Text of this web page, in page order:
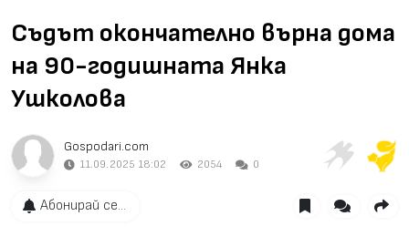
Video
Съдът окончателно върна дома
на 90-годишната Янка
Ушколова
Gospodari.com
11.09.2025 18:02 2054 0
Абонирай се...